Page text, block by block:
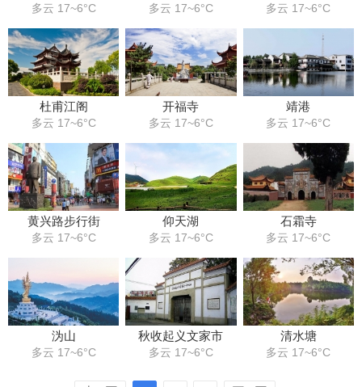
多云 17~6°C 多云 17~6°C 多云 17~6°C
杜甫江阁
多云 17~6°C
开福寺
多云 17~6°C
靖港
多云 17~6°C
黄兴路步行街
多云 17~6°C
仰天湖
多云 17~6°C
石霜寺
多云 17~6°C
沩山
多云 17~6°C
秋收起义文家市
多云 17~6°C
清水塘
多云 17~6°C